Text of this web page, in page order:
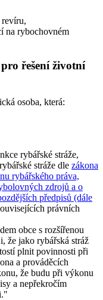
na rybochovném
řešení životní
osoba, která:
rybářské stráže,
stráže dle zákona
rybářského práva,
zdrojů a o
předpisů (dále
právních
obce s rozšířenou
že jako rybářská stráž
plnit povinnosti při
a prováděcích
že budu při výkonu
a nepřekročím